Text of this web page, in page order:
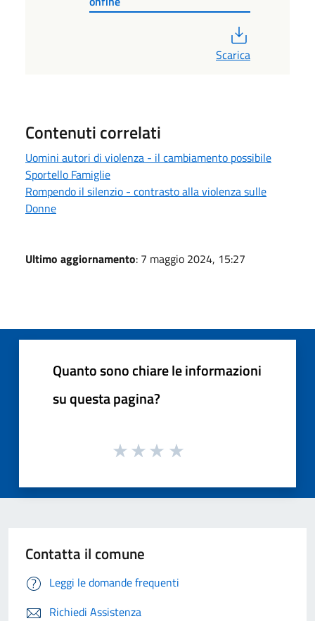
Scarica
Contenuti correlati
Uomini autori di violenza - il cambiamento possibile
Sportello Famiglie
Rompendo il silenzio - contrasto alla violenza sulle
Donne
Ultimo aggiornamento: 7 maggio 2024, 15:27
Quanto sono chiare le informazioni
su questa pagina?
Contatta il comune
Leggi le domande frequenti
Richiedi Assistenza